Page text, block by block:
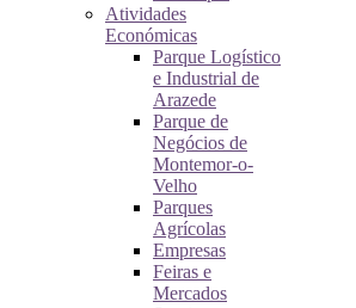
Atividades
Económicas
Parque Logístico
e Industrial de
Arazede
Parque de
Negócios de
Montemor-o-
Velho
Parques
Agrícolas
Empresas
Feiras e
Mercados